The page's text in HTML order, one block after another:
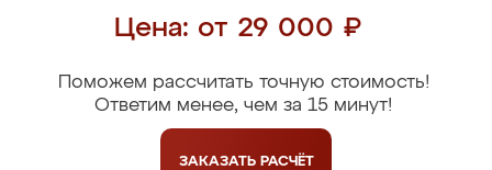
Цена: от 29 000 ₽
Поможем рассчитать точную стоимость!
Ответим менее, чем за 15 минут!
ЗАКАЗАТЬ РАСЧЁТ